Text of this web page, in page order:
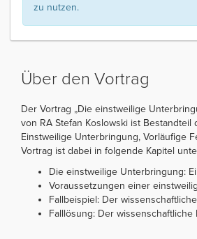
zu nutzen.
Über den Vortrag
Der Vortrag „Die einstweilige
von RA Stefan Koslowski ist Bestandteil
Einstweilige Unterbringung, Vorläufige
Vortrag ist dabei in folgende Kapitel
Die einstweilige Unterbringung:
Voraussetzungen einer
Fallbeispiel: Der
Falllösung: Der wissenschaftliche